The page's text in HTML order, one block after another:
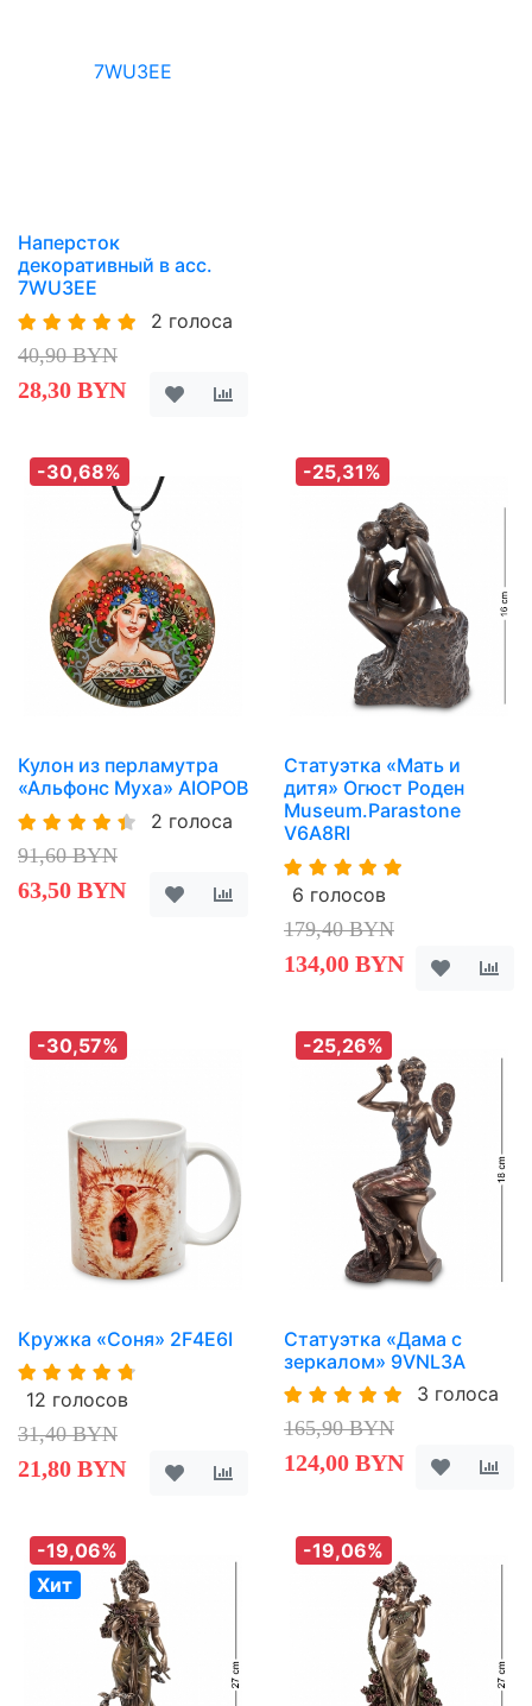
Наперсток
декоративный в асс.
7WU3EE
2 голоса
40,90 BYN
28,30 BYN
-30,68%
Кулон из перламутра
«Альфонс Муха» AIOPOB
2 голоса
91,60 BYN
63,50 BYN
-25,31%
Статуэтка «Мать и
дитя» Огюст Роден
Museum.Parastone
V6A8RI
6 голосов
179,40 BYN
134,00 BYN
-30,57%
Кружка «Соня» 2F4E6I
12 голосов
31,40 BYN
21,80 BYN
-25,26%
Статуэтка «Дама с
зеркалом» 9VNL3A
3 голоса
165,90 BYN
124,00 BYN
-19,06%
Хит
-19,06%